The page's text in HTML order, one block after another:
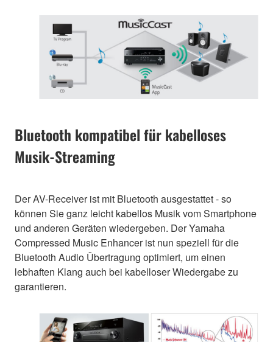
Bluetooth kompatibel für kabelloses
Musik-Streaming
Der AV-Receiver ist mit Bluetooth ausgestattet - so
können Sie ganz leicht kabellos Musik vom Smartphone
und anderen Geräten wiedergeben. Der Yamaha
Compressed Music Enhancer ist nun speziell für die
Bluetooth Audio Übertragung optimiert, um einen
lebhaften Klang auch bei kabelloser Wiedergabe zu
garantieren.